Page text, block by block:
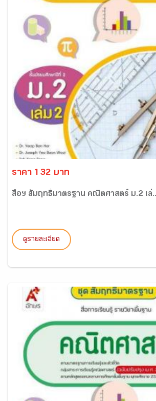
ราคา 132 บาท
สื่อฯ สัมฤทธิ์มาตรฐาน คณิตศาสตร์ ม.2 เล่
ดูรายละเอียด